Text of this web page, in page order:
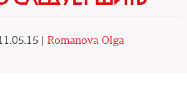
| Romanova Olga